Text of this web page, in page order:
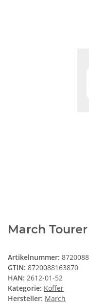
March
Artikelnummer:
GTIN: 8720088163870
HAN: 2612-01-52
Kategorie: Koffer
Hersteller: March